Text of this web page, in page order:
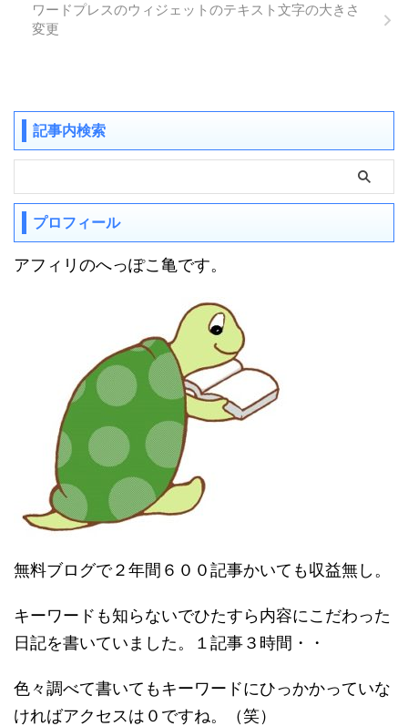
ワードプレスのウィジェットのテキスト文字の大きさ
変更
記事内検索
プロフィール
アフィリのへっぽこ亀です。
無料ブログで２年間６００記事かいても収益無し。
キーワードも知らないでひたすら内容にこだわった
日記を書いていました。１記事３時間・・
色々調べて書いてもキーワードにひっかかっていな
ければアクセスは０ですね。（笑）